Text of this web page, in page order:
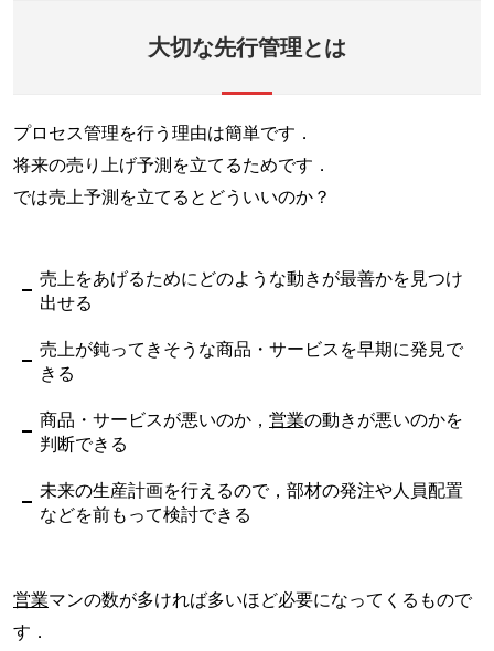
大切な先行管理とは
プロセス管理を行う理由は簡単です．
将来の売り上げ予測を立てるためです．
では売上予測を立てるとどういいのか？
売上をあげるためにどのような動きが最善かを見つけ
出せる
売上が鈍ってきそうな商品・サービスを早期に発見で
きる
商品・サービスが悪いのか， 営業の動きが悪いのかを
判断できる
未来の生産計画を行えるので，部材の発注や人員配置
などを前もって検討できる
営業マンの数が多ければ多いほど必要になってくるもので
す．